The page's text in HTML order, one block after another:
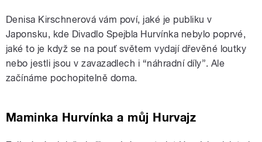
Denisa Kirschnerová vám poví, jaké je publiku v
Japonsku, kde Divadlo Spejbla Hurvínka nebylo poprvé,
jaké to je když se na pouť světem vydají dřevěné loutky
nebo jestli jsou v zavazadlech i “náhradní díly”. Ale
začínáme pochopitelně doma.
Maminka Hurvínka a můj Hurvajz